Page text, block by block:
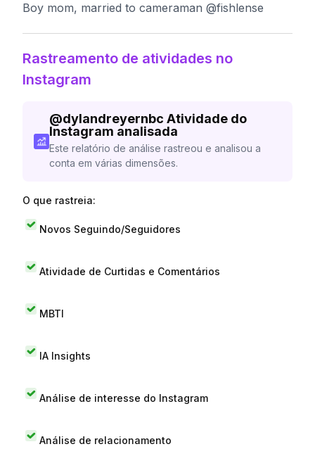
Boy mom, married to cameraman @fishlense
Rastreamento de atividades no
Instagram
@dylandreyernbc Atividade do
Instagram analisada
Este relatório de análise rastreou e analisou a
conta em várias dimensões.
O que rastreia:
Novos Seguindo/Seguidores
Atividade de Curtidas e Comentários
MBTI
IA Insights
Análise de interesse do Instagram
Análise de relacionamento